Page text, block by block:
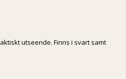
utseende. Finns i svart samt